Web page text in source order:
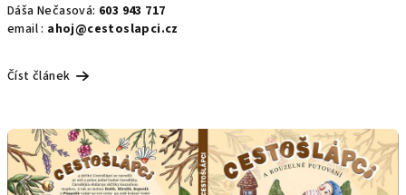
Dáša Nečasová: 603 943 717
email : ahoj@cestoslapci.cz
Číst článek